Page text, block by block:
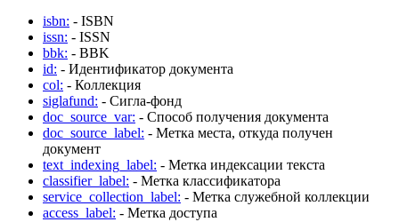
isbn: - ISBN
issn: - ISSN
bbk: - BBK
id: - Идентификатор документа
col: - Коллекция
siglafund: - Сигла-фонд
doc_source_var: - Способ получения документа
doc_source_label: - Метка места, откуда получен
документ
text_indexing_label: - Метка индексации текста
classifier_label: - Метка классификатора
service_collection_label: - Метка служебной коллекции
access_label: - Метка доступа